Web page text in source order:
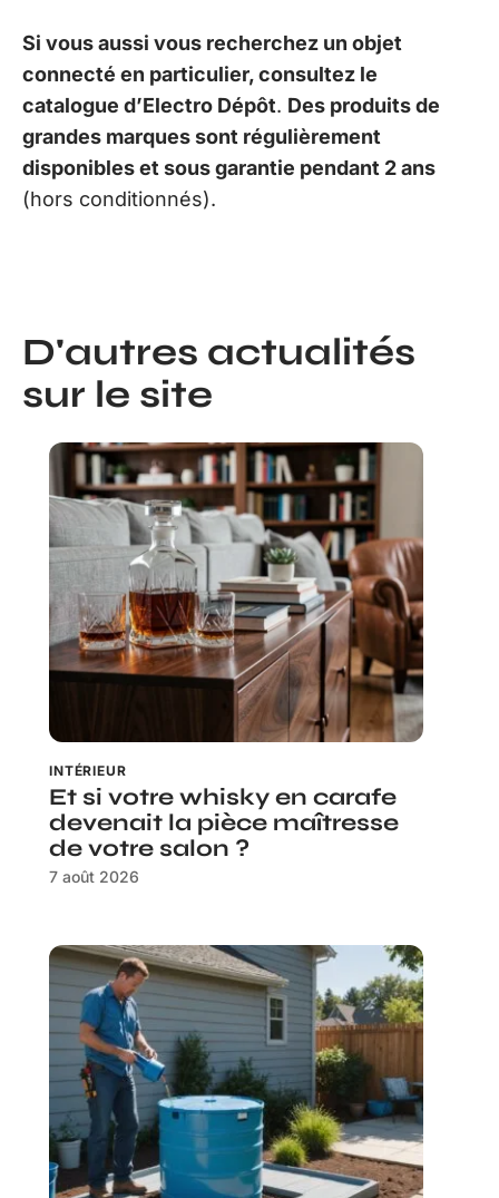
Si vous aussi vous recherchez un objet
connecté en particulier, consultez le
catalogue d’Electro Dépôt. Des produits de
grandes marques sont régulièrement
disponibles et sous garantie pendant 2 ans
(hors conditionnés).
D'autres actualités
sur le site
INTÉRIEUR
Et si votre whisky en carafe
devenait la pièce maîtresse
de votre salon ?
7 août 2026